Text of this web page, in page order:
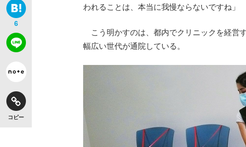
6
コピー
われることは、本当に我慢ならないですね」
こう明かすのは、都内でクリニックを経営
幅広い世代が通院している。